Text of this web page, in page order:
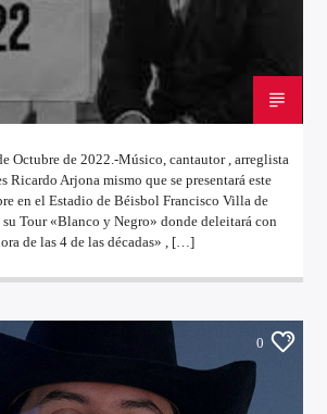
Octubre de 2022.-Músico, cantautor , arreglista
Ricardo Arjona mismo que se presentará este
en el Estadio de Béisbol Francisco Villa de
Tour «Blanco y Negro» donde deleitará con
de las 4 de las décadas» , […]
0